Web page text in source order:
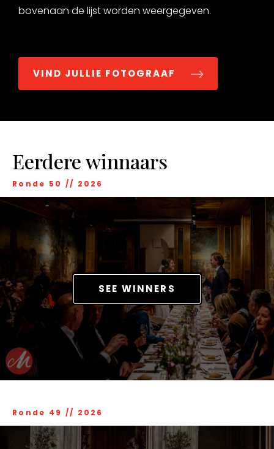
bovenaan de lijst worden weergegeven.
VIND JULLIE FOTOGRAAF
Eerdere winnaars
Ronde 50 // 2026
SEE WINNERS
Ronde 49 // 2026